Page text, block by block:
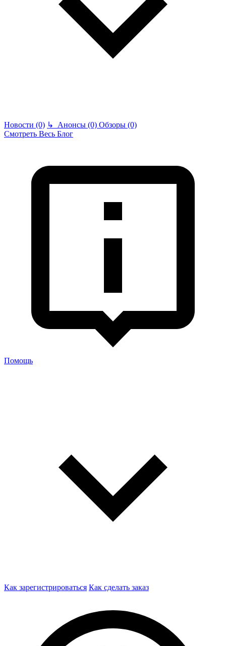
Новости (0) ↳ Анонсы (0) Обзоры (0)
Смотреть Весь Блог
Помощь
Как зарегистрироваться Как сделать заказ